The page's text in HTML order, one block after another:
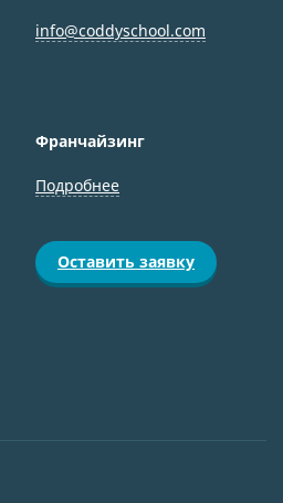
info@coddyschool.com
Франчайзинг
Подробнее
Оставить заявку